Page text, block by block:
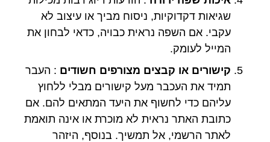
שגיאות דקדוקיות, ניסוח מביך או עיצוב לא
עקבי. אם השפה נראית כבויה, כדאי לבחון את
המייל לעומק.
קישורים או קבצים מצורפים חשודים : העבר
תמיד את העכבר מעל קישורים מבלי ללחוץ
עליהם כדי לחשוף את היעד המתאים להם. אם
כתובת האתר נראית לא מוכרת או אינה תואמת
לאתר הרשמי, אל תמשיך. בנוסף, היזהר